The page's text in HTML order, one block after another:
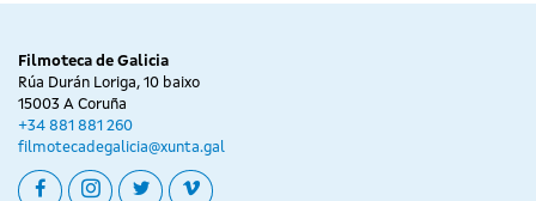
Filmoteca de Galicia
Rúa Durán Loriga, 10 baixo
15003 A Coruña
+34 881 881 260
filmotecadegalicia@xunta.gal
facebookinstagram
twittervimeo